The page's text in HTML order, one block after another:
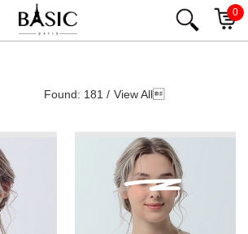
0
Found: 181 / View All